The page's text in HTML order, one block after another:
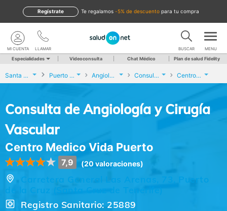
te regalamos -5% de descuento para tu compra
Regístrate
LLAMAR
MI CUENTA BUSCAR MENU
Especialidades Videoconsulta Chat Médico Plan de salud Fidelity
Santa Cruz de Tenerife Puerto de la Cruz Angiología y Cirugía Vascular Consulta de Angiología y Cirugía Vascular Centro Medico Vida Puerto
Consulta de Angiología y Cirugía
Vascular
Centro Medico Vida Puerto
7,9 (20 valoraciones)
Carretera General Las Arenas, 73, Puerto
de la Cruz (Santa Cruz de Tenerife)
Registro Sanitario: 25889